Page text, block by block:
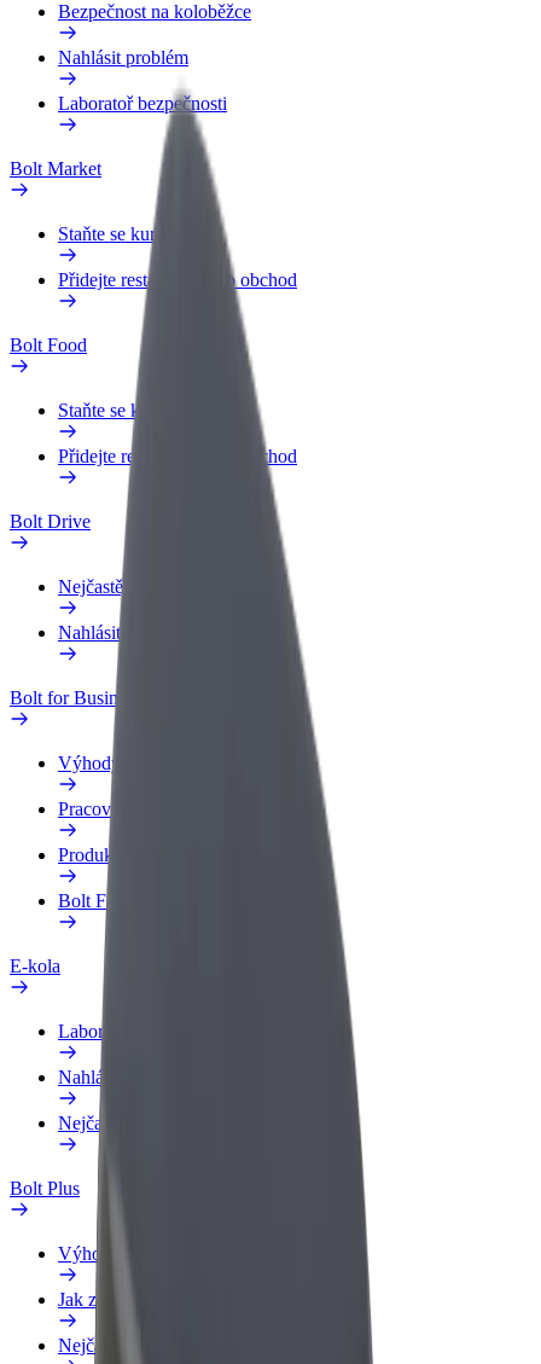
Bezpečnost na koloběžce
Nahlásit problém
Laboratoř bezpečnosti
Bolt Market
Staňte se kurýrem
Přidejte restauraci nebo obchod
Bolt Food
Staňte se kurýrem
Přidejte restauraci nebo obchod
Bolt Drive
Nejčastější otázky
Nahlásit vozidlo
Bolt for Business
Výhody
Pracovní profil
Produkty
Bolt Food pro Business
E-kola
Laboratoř bezpečnosti
Nahlásit problém
Nejčastější otázky
Bolt Plus
Výhody
Jak získat členství
Nejčastější otázky